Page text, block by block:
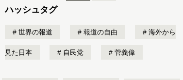
ハッシュタグ
世界の報道 報道の自由 海外から
見た日本 自民党 菅義偉